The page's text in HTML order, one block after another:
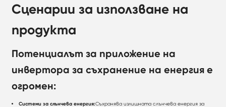
Сценарии за използване на
продукта
Потенциалът за приложение на
инвертора за съхранение на енергия е
огромен:
Системи за слънчева енергия:Съхранява излишната слънчева енергия за